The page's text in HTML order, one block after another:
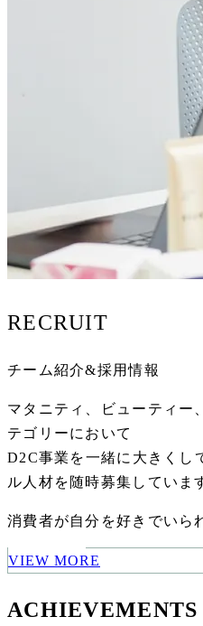
RECRUIT
チーム紹介&採用情報
マタニティ、ビューティー
テゴリーにおいて
D2C事業を一緒に大きくし
ル人材を 随時募集していま
消費者が自分を好きでいら
VIEW MORE
ACHIEVEMENTS